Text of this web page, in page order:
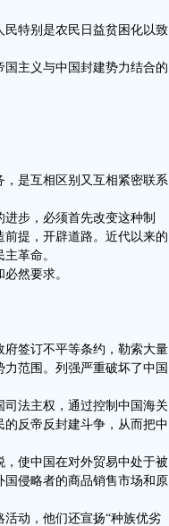
特别是农民日益贫困化以致
主义与中国封建势力结合的
是互相区别又互相紧密联系
步，必须首先改变这种制
提，开辟道路。近代以来的
革命。
然要求。
签订不平等条约，勒索大量
范围。列强严重破坏了中国
法主权，通过控制中国海关
反帝反封建斗争，从而把中
使中国在对外贸易中处于被
侵略者的商品销售市场和原
动，他们还宣扬“种族优劣